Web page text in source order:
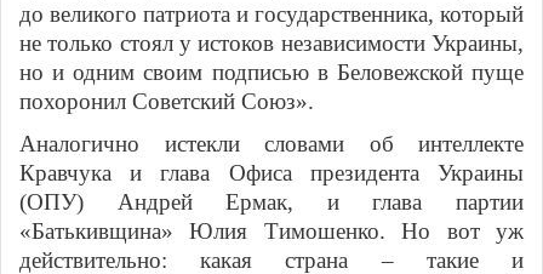
до великого патриота и государственника, который
не только стоял у истоков независимости Украины,
но и одним своим подписью в Беловежской пуще
похоронил Советский Союз».
Аналогично истекли словами об интеллекте
Кравчука и глава Офиса президента Украины
(ОПУ) Андрей Ермак, и глава партии
«Батькивщина» Юлия Тимошенко. Но вот уж
действительно: какая страна – такие и